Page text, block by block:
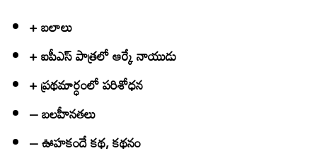
+ బలాలు
+ఐపీఎస్ పాత్రలో ఆర్కే నాయుడు
+ప్రథమార్ధంలో పరిశోధన
– బలహీనతలు
–ఊహకందే కథ, కథనం